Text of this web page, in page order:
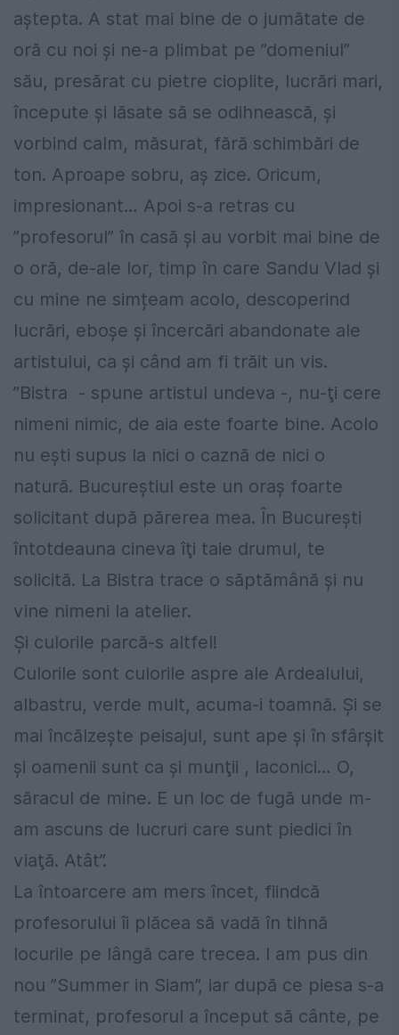
aștepta. A stat mai bine de o jumătate de
oră cu noi și ne-a plimbat pe ”domeniul”
său, presărat cu pietre cioplite, lucrări mari,
începute și lăsate să se odihnească, și
vorbind calm, măsurat, fără schimbări de
ton. Aproape sobru, aș zice. Oricum,
impresionant… Apoi s-a retras cu
”profesorul” în casă și au vorbit mai bine de
o oră, de-ale lor, timp în care Sandu Vlad și
cu mine ne simțeam acolo, descoperind
lucrări, eboșe și încercări abandonate ale
artistului, ca și când am fi trăit un vis.
”Bistra - spune artistul undeva -, nu-ţi cere
nimeni nimic, de aia este foarte bine. Acolo
nu eşti supus la nici o caznă de nici o
natură. Bucureştiul este un oraş foarte
solicitant după părerea mea. În Bucureşti
întotdeauna cineva îţi taie drumul, te
solicită. La Bistra trace o săptămână şi nu
vine nimeni la atelier.
Şi culorile parcă-s altfel!
Culorile sont culorile aspre ale Ardealului,
albastru, verde mult, acuma-i toamnă. Şi se
mai încălzeşte peisajul, sunt ape şi în sfârşit
şi oamenii sunt ca şi munţii , laconici… O,
săracul de mine. E un loc de fugă unde m-
am ascuns de lucruri care sunt piedici în
viaţă. Atât”.
La întoarcere am mers încet, fiindcă
profesorului îi plăcea să vadă în tihnă
locurile pe lângă care trecea. I am pus din
nou ”Summer in Siam”, iar după ce piesa s-a
terminat, profesorul a început să cânte, pe